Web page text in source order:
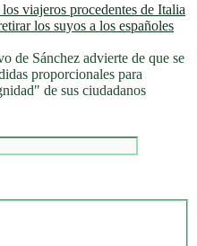
viajeros procedentes de Italia
los suyos a los españoles
de Sánchez advierte de que se
proporcionales para
de sus ciudadanos